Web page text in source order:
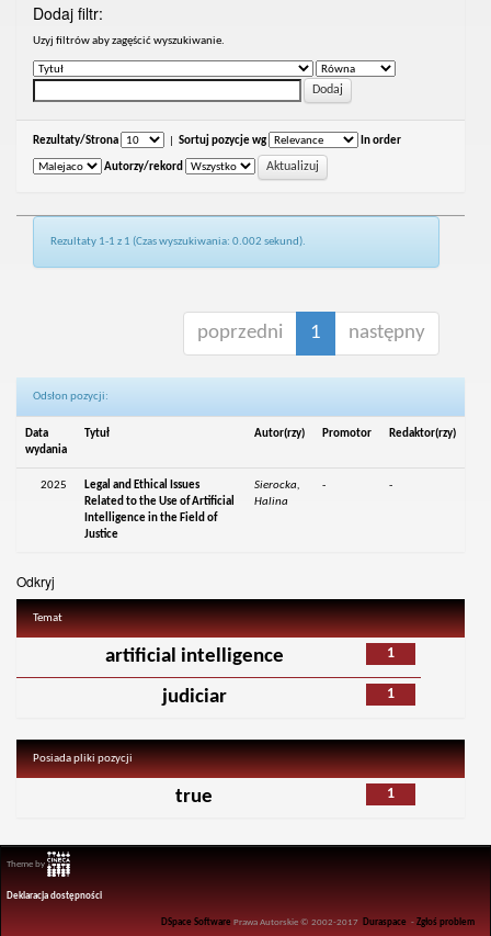
Dodaj filtr:
Uzyj filtrów aby zagęścić wyszukiwanie.
Rezultaty/Strona Sortuj pozycje wg In order
Autorzy/rekord
Rezultaty 1-1 z 1 (Czas wyszukiwania: 0.002 sekund).
poprzedni 1 następny
Odsłon pozycji:
Data
wydania
Tytuł Autor(rzy) Promotor Redaktor(rzy)
2025
Legal and Ethical Issues
Related to the Use of Artificial
Intelligence in the Field of
Justice
Sierocka,
Halina
- -
Odkryj
Temat
1
artificial intelligence
1
judiciar
Posiada pliki pozycji
1
true
Theme by
Deklaracja dostępności
DSpace Software Prawa Autorskie © 2002-2017 Duraspace -Zgłoś problem